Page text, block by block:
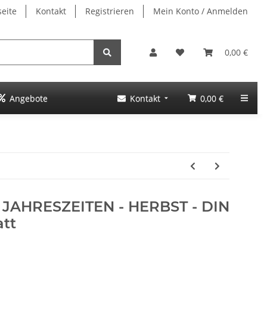
Kontakt Registrieren Mein Konto / Anmelden
0,00 €
Angebote Kontakt 0,00 €
- HERBST - DIN